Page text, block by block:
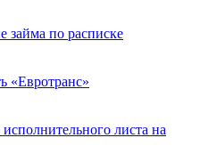
займа по расписке
«Евротранс»
листа на